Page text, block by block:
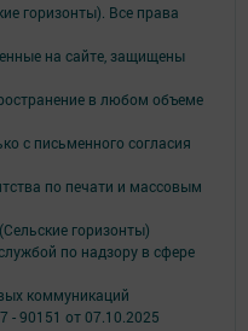
горизонты). Все права
на сайте, защищены
в любом объеме
с письменного согласия
по печати и массовым
горизонты)
по надзору в сфере
коммуникаций
90151 от 07.10.2025